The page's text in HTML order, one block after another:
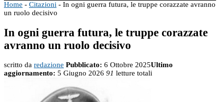
Home - Citazioni - In ogni guerra futura, le truppe corazzate avranno
un ruolo decisivo
In ogni guerra futura, le truppe corazzate
avranno un ruolo decisivo
scritto da redazione Pubblicato: 6 Ottobre 2025Ultimo
aggiornamento: 5 Giugno 2026 91 letture totali